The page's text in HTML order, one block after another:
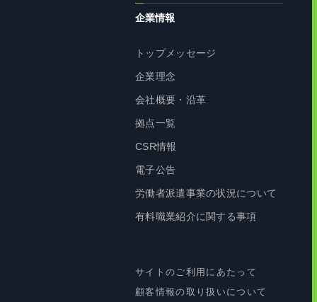
企業情報
トップメッセージ
企業理念
会社概要・沿革
拠点一覧
CSR情報
電子公告
労働者派遣事業の状況について
有料職業紹介に関する事項
サイトのご利用にあたって
顧客情報の取り扱いについて